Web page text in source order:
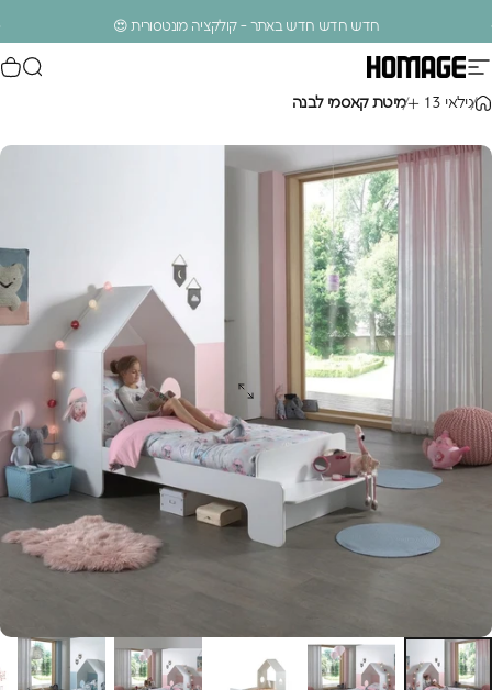
חדש חדש חדש באתר - קולקציה מונטסורית 😍
.
ניווט באתר
Homage Design
גילאי 1 3 מיטת קאסמי לבנה